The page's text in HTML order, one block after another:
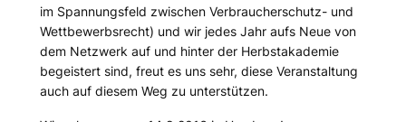
im Spannungsfeld zwischen Verbraucherschutz- und
Wettbewerbsrecht) und wir jedes Jahr aufs Neue von
dem Netzwerk auf und hinter der Herbstakademie
begeistert sind, freut es uns sehr, diese Veranstaltung
auch auf diesem Weg zu unterstützen.